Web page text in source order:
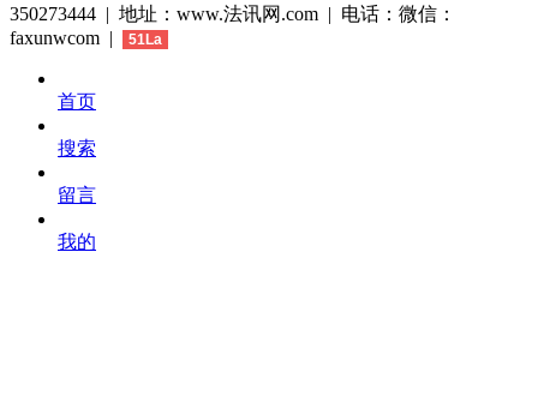
350273444 | 地址：www.法讯网.com | 电话：微信：
faxunwcom |
51La
首页
搜索
留言
我的